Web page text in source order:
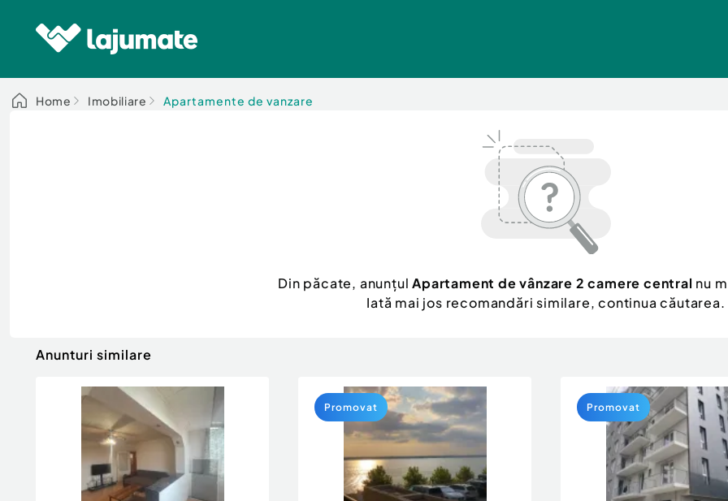
Home Imobiliare Apartamente de vanzare
Din păcate, anunțulApartament de vânzare 2 camere central nu
Iată mai jos recomandări similare, continua căutarea.
Anunturi similare
Promovat Promovat